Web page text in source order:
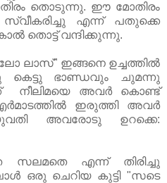
തൊടുന്നു. ഈ മോതിരം
എന്ന് പതുക്കെ
തൊട്ട് വന്ദിക്കുന്നു.
ലാസ്" ഇങ്ങനെ ഉച്ചത്തിൽ
കെട്ടു ഭാണ്ഡവും ചുമന്നു
നീലിമയെ അവർ കൊണ്ട്
ഇരുത്തി അവർ
അവരോടു ഉറക്കെ:
സലമതെ എന്ന് തിരിച്ചു
ഒരു ചെറിയ കുട്ടി "സടെ